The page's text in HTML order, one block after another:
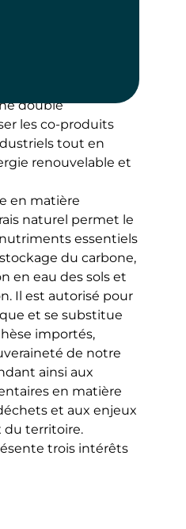
Cette
double
les co-produits
tout en
renouvelable et
en matière
naturel permet le
essentiels
du carbone,
en eau des sols et
Il est autorisé pour
et se substitue
importés,
de notre
ainsi aux
en matière
et aux enjeux
territoire.
trois intérêts